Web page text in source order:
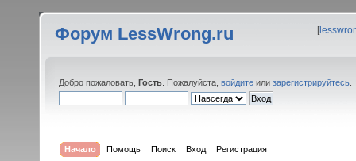
Форум LessWrong.ru [
Добро пожаловать, Гость . Пожалуйста, войдите или зарегистрируйтесь
Начало Помощь Поиск Вход Регистрация